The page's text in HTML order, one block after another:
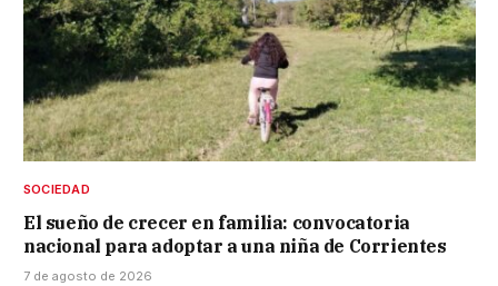
SOCIEDAD
El sueño de crecer en familia: convocatoria
nacional para adoptar a una niña de Corrientes
7 de agosto de 2026